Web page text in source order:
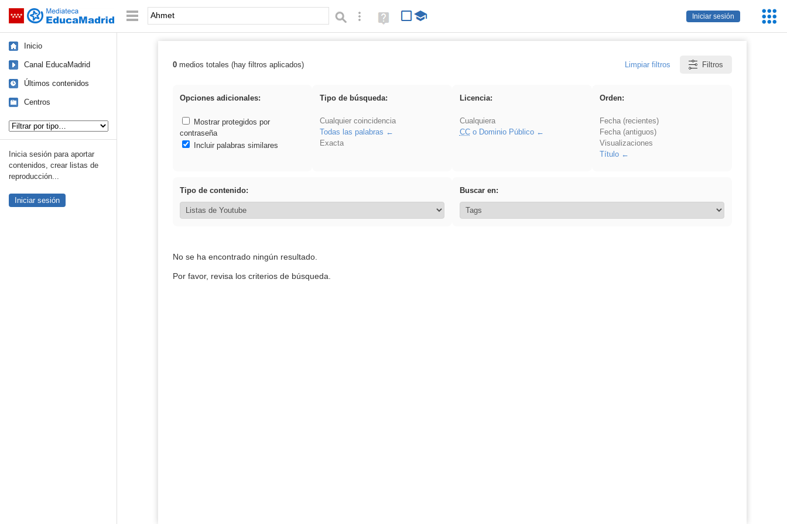
Saltar navegación
Iniciar sesión
Palabra o frase: Búsqueda avanzada
Ayuda
(en
Inicio
Canal EducaMadrid
Últimos contenidos
Centros
Inicia sesión para aportar
contenidos, crear listas de
reproducción...
Iniciar sesión
Resultados de: Ahmet
0medios totales (hay filtros aplicados) Limpiar filtros Filtros
Opciones adicionales:
Mostrar protegidos por
contraseña
Incluir palabras similares
Tipo de búsqueda:
Cualquier coincidencia
Todas las palabras
Exacta
Licencia:
Cualquiera
CCo Dominio Público
Orden:
Fecha (recientes)
Fecha (antiguos)
Visualizaciones
Título
Tipo de contenido: Buscar en:
No se ha encontrado ningún resultado.
Por favor, revisa los criterios de búsqueda.